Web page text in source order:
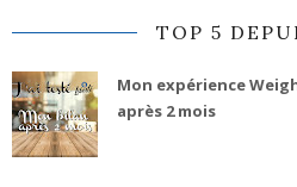
TOP 5
Mon expérience
après 2 mois